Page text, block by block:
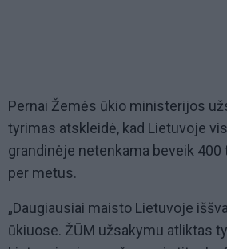
Pernai Žemės ūkio ministerijos
tyrimas atskleidė, kad Lietuvoje
grandinėje netenkama beveik
per metus.
„Daugiausiai maisto Lietuvoje
ūkiuose. ŽŪM užsakymu atliktas